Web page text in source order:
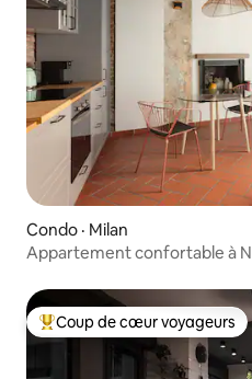
Condo · Milan
Appartement confortable à
Coup de cœur voyageurs
Coup de cœur voyageurs